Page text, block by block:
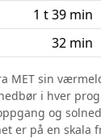
1 t 39 min
32 min
MET sin
i hver
og
er på en skala